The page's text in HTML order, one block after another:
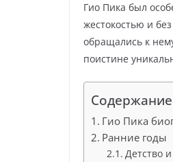
Гио Пика был
жестокостью и
обращались к
поистине
Содержание
Гио Пика
Ранние годы
Детство